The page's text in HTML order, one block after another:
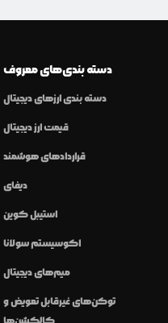
دسته بندی‌های معروف
دسته بندی ارزهای دیجیتال
قیمت ارز دیجیتال
قراردادهای هوشمند
دیفای
استیبل کوین
اکوسیستم سولانا
میم‌های دیجیتال
توکن‌های غیرقابل تعویض و